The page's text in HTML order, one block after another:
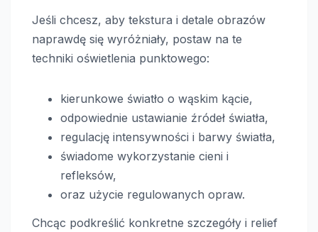
Jeśli chcesz, aby tekstura i detale obrazów
naprawdę się wyróżniały, postaw na te
techniki oświetlenia punktowego:
kierunkowe światło o wąskim kącie,
odpowiednie ustawianie źródeł światła,
regulację intensywności i barwy światła,
świadome wykorzystanie cieni i
refleksów,
oraz użycie regulowanych opraw.
Chcąc podkreślić konkretne szczegóły i relief